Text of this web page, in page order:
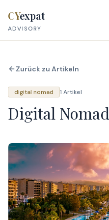
CYexpat
ADVISORY
Zurück zu Artikeln
digital nomad 1 Artikel
Digital Nomad